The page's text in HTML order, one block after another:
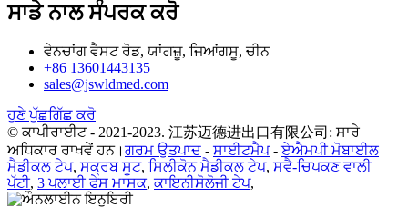
ਸਾਡੇ ਨਾਲ ਸੰਪਰਕ ਕਰੋ
ਵੇਨਚਾਂਗ ਵੈਸਟ ਰੋਡ, ਯਾਂਗਜ਼ੂ, ਜਿਆਂਗਸੂ, ਚੀਨ
+86 13601443135
sales@jswldmed.com
ਹੁਣੇ ਪੁੱਛਗਿੱਛ ਕਰੋ
© ਕਾਪੀਰਾਈਟ - 2021-2023. 江苏迈德进出口有限公司: ਸਾਰੇ
ਅਧਿਕਾਰ ਰਾਖਵੇਂ ਹਨ। ਗਰਮ ਉਤਪਾਦ - ਸਾਈਟਮੈਪ-ਏਐਮਪੀ ਮੋਬਾਈਲ
ਮੈਡੀਕਲ ਟੇਪ, ਸਕ੍ਰਬ ਸੂਟ, ਸਿਲੀਕੋਨ ਮੈਡੀਕਲ ਟੇਪ, ਸਵੈ-ਚਿਪਕਣ ਵਾਲੀ
ਪੱਟੀ, 3 ਪਲਾਈ ਫੇਸ ਮਾਸਕ,ਕਾਇਨੀਸੋਲੋਜੀ ਟੇਪ,